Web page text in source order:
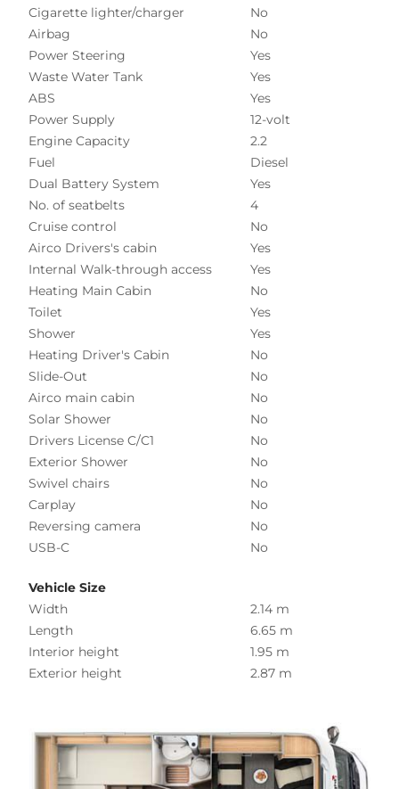
Cigarette lighter/charger
No
Airbag
No
Power Steering
Yes
Waste Water Tank
Yes
ABS
Yes
Power Supply
12-volt
Engine Capacity
2.2
Fuel
Diesel
Dual Battery System
Yes
No. of seatbelts
4
Cruise control
No
Airco Drivers's cabin
Yes
Internal Walk-through access
Yes
Heating Main Cabin
No
Toilet
Yes
Shower
Yes
Heating Driver's Cabin
No
Slide-Out
No
Airco main cabin
No
Solar Shower
No
Drivers License C/C1
No
Exterior Shower
No
Swivel chairs
No
Carplay
No
Reversing camera
No
USB-C
No
Vehicle Size
Width
2.14 m
Length
6.65 m
Interior height
1.95 m
Exterior height
2.87 m